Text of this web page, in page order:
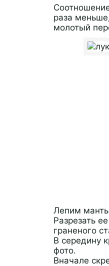
раза
молотый
Лепим
Разрезать
граненого
В середину
фото.
Вначале